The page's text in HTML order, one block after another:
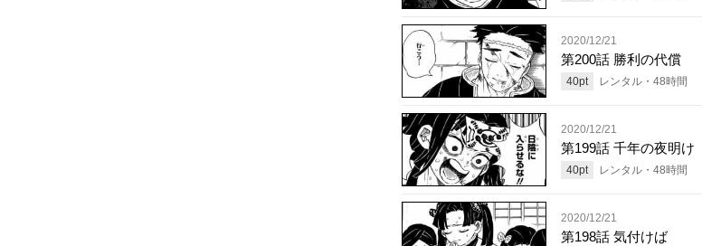
2020/12/21
第200話 勝利の代償
40pt レンタル・ 48時間
2020/12/21
第199話 千年の夜明け
40pt レンタル・ 48時間
2020/12/21
第198話 気付けば